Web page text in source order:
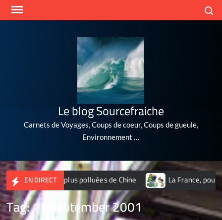
Skip
Le blog Sourcefraiche
Carnets de Voyages, Coups de coeur, Coups de gueule,
Environnement …
EN DIRECT
10 villes les plus polluées de Chine La France,
Tag:11 september 2001